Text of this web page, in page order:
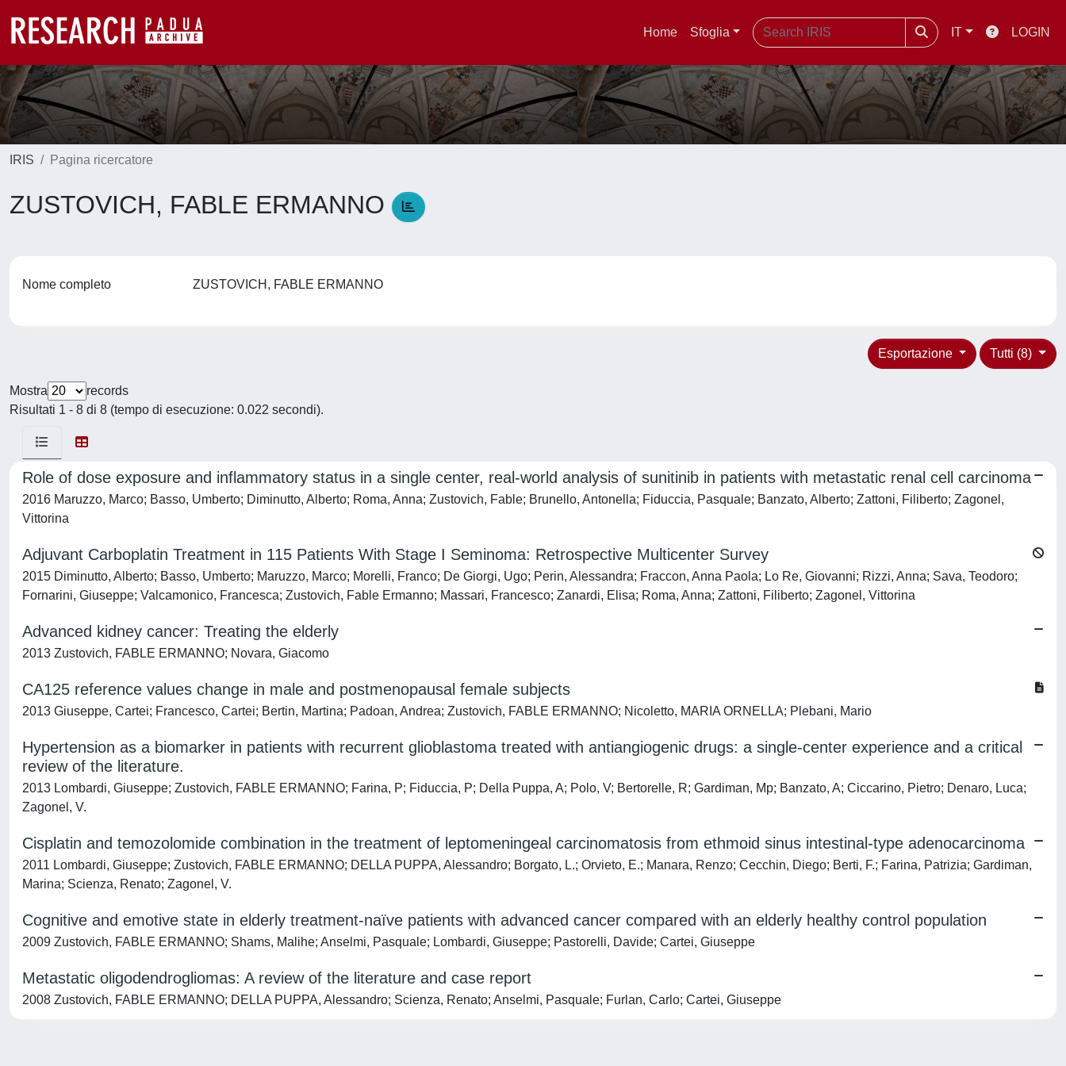
Home Sfoglia IT LOGIN
IRIS Pagina ricercatore
ZUSTOVICH, FABLE ERMANNO
Nome completo ZUSTOVICH, FABLE ERMANNO
Tutti (8)
Esportazione
Mostra
records
Risultati 1 - 8 di 8 (tempo di esecuzione: 0.022 secondi).
Role of dose exposure and inflammatory status in a single center, real-world analysis of sunitinib in patients with metastatic renal cell carcinoma
2016 Maruzzo, Marco; Basso, Umberto; Diminutto, Alberto; Roma, Anna; Zustovich, Fable; Brunello, Antonella; Fiduccia, Pasquale; Banzato, Alberto; Zattoni, Filiberto; Zagonel,
Vittorina
Adjuvant Carboplatin Treatment in 115 Patients With Stage I Seminoma: Retrospective Multicenter Survey
2015 Diminutto, Alberto; Basso, Umberto; Maruzzo, Marco; Morelli, Franco; De Giorgi, Ugo; Perin, Alessandra; Fraccon, Anna Paola; Lo Re, Giovanni; Rizzi, Anna; Sava, Teodoro;
Fornarini, Giuseppe; Valcamonico, Francesca; Zustovich, Fable Ermanno; Massari, Francesco; Zanardi, Elisa; Roma, Anna; Zattoni, Filiberto; Zagonel, Vittorina
Advanced kidney cancer: Treating the elderly
2013 Zustovich, FABLE ERMANNO; Novara, Giacomo
CA125 reference values change in male and postmenopausal female subjects
2013 Giuseppe, Cartei; Francesco, Cartei; Bertin, Martina; Padoan, Andrea; Zustovich, FABLE ERMANNO; Nicoletto, MARIA ORNELLA; Plebani, Mario
Hypertension as a biomarker in patients with recurrent glioblastoma treated with antiangiogenic drugs: a single-center experience and a critical
review of the literature.
2013 Lombardi, Giuseppe; Zustovich, FABLE ERMANNO; Farina, P; Fiduccia, P; Della Puppa, A; Polo, V; Bertorelle, R; Gardiman, Mp; Banzato, A; Ciccarino, Pietro; Denaro, Luca;
Zagonel, V.
Cisplatin and temozolomide combination in the treatment of leptomeningeal carcinomatosis from ethmoid sinus intestinal-type adenocarcinoma
2011 Lombardi, Giuseppe; Zustovich, FABLE ERMANNO; DELLA PUPPA, Alessandro; Borgato, L.; Orvieto, E.; Manara, Renzo; Cecchin, Diego; Berti, F.; Farina, Patrizia; Gardiman,
Marina; Scienza, Renato; Zagonel, V.
Cognitive and emotive state in elderly treatment-naïve patients with advanced cancer compared with an elderly healthy control population
2009 Zustovich, FABLE ERMANNO; Shams, Malihe; Anselmi, Pasquale; Lombardi, Giuseppe; Pastorelli, Davide; Cartei, Giuseppe
Metastatic oligodendrogliomas: A review of the literature and case report
2008 Zustovich, FABLE ERMANNO; DELLA PUPPA, Alessandro; Scienza, Renato; Anselmi, Pasquale; Furlan, Carlo; Cartei, Giuseppe